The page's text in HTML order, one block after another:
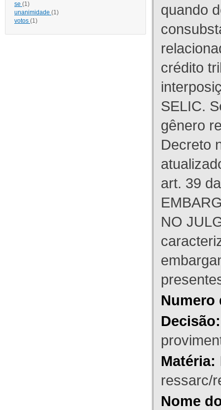
se (1)
unanimidade (1)
votos (1)
quando
crédito
SELIC.
gênero
Decreto
art. 39
NO
Numero
Decisão:
Matéria:
ressarc/
Nome